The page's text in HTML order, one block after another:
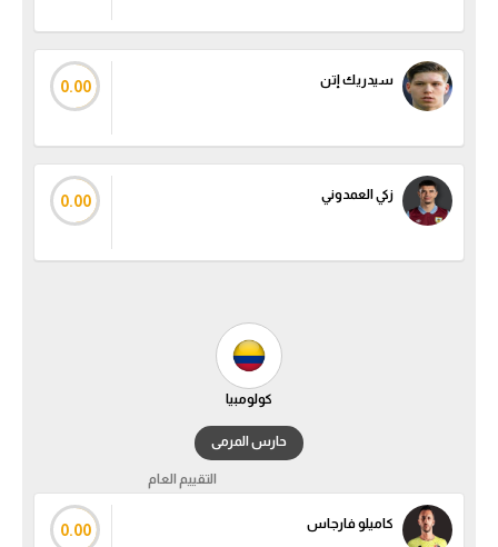
سيدريك إتن 0.00
زكي العمدوني 0.00
كولومبيا
حارس المرمى
التقييم العام
كاميلو فارجاس 0.00